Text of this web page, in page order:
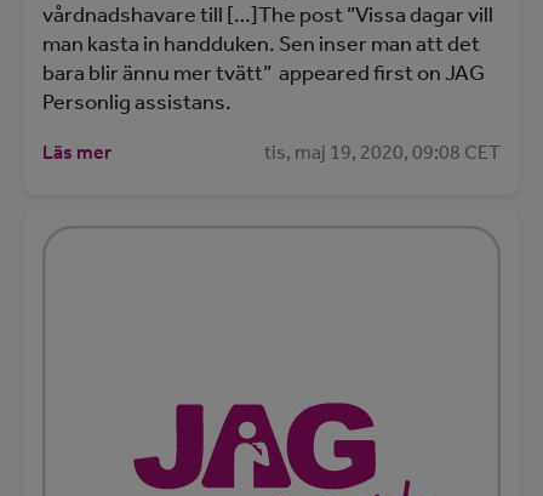
vårdnadshavare till […]The post ”Vissa dagar vill
man kasta in handduken. Sen inser man att det
bara blir ännu mer tvätt” appeared first on JAG
Personlig assistans.
Läs mer tis, maj 19, 2020, 09:08 CET